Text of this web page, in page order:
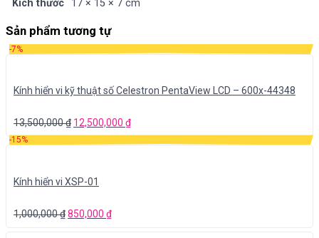
Kích thước 17 × 15 × 7 cm
Sản phẩm tương tự
-7%
Kính hiển vi kỹ thuật số Celestron PentaView LCD – 600x-44348
13,500,000₫ 12,500,000 ₫
-15%
Kính hiển vi XSP-01
1,000,000₫850,000 ₫